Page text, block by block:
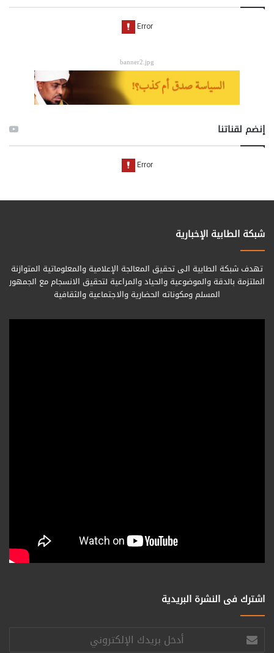
banner2.jpg
إنضم لقناتنا
شبكة الطابية الإخبارية
تهدف شبكة الطابية الى تحقيق المعالجة الإعلامية والمعلوماتية المتوازنة
الملتزمة بالدقة والموضوعية والحياد والمراعية لتحقيق الانسجام مع الجمهور
المسلم ومكوناته الحضارية والاجتماعية والثقافية
اشترك فى النشرة البريدية
أدخل
بريدك